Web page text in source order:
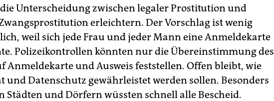
Unterscheidung zwischen legaler Prostitution und
erleichtern. Der Vorschlag ist wenig
weil sich jede Frau und jeder Mann eine Anmeldekarte
Polizeikontrollen könnten nur die Übereinstimmung des
Anmeldekarte und Ausweis feststellen. Offen bleibt, wie
und Datenschutz gewährleistet werden sollen. Besonders
Städten und Dörfern wüssten schnell alle Bescheid.